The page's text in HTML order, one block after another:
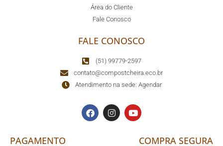
Área do Cliente
Fale Conosco
FALE CONOSCO
(51) 99779-2597
contato@compostcheira.eco.br
Atendimento na sede: Agendar
PAGAMENTO COMPRA SEGURA